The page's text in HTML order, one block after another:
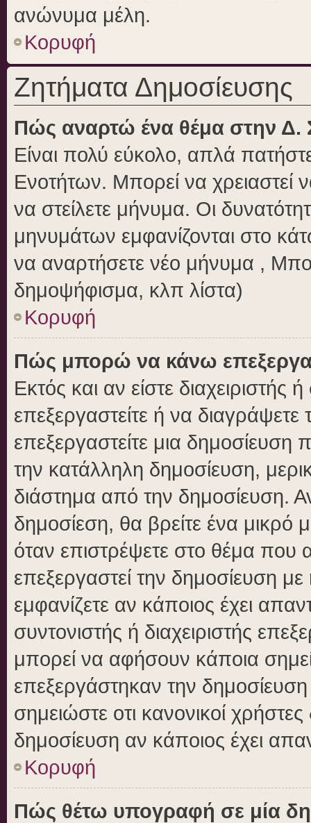
ανώνυμα μέλη.
Κορυφή
Ζητήματα Δημοσίευσης
Πώς αναρτώ ένα θέμα στην Δ.
Είναι πολύ εύκολο, απλά
Ενοτήτων. Μπορεί να χρειαστεί
να στείλετε μήνυμα. Οι
μηνυμάτων εμφανίζονται στο
να αναρτήσετε νέο μήνυμα ,
δημοψήφισμα, κλπ λίστα)
Κορυφή
Πώς μπορώ να κάνω
Εκτός και αν είστε διαχειριστής
επεξεργαστείτε ή να
επεξεργαστείτε μια δημοσίευση
την κατάλληλη δημοσίευση,
διάστημα από την δημοσίευση.
δημοσίεση, θα βρείτε ένα
όταν επιστρέψετε στο θέμα που
επεξεργαστεί την δημοσίευση
εμφανίζετε αν κάποιος έχει
συντονιστής ή διαχειριστής
μπορεί να αφήσουν κάποια
επεξεργάστηκαν την
σημειώστε οτι κανονικοί
δημοσίευση αν κάποιος έχει
Κορυφή
Πώς θέτω υπογραφή σε μία